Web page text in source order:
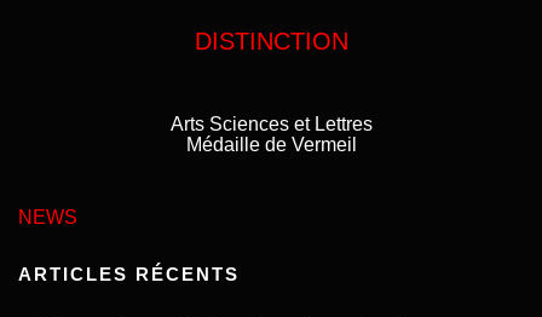
DISTINCTION
Arts Sciences et Lettres
Médaille de Vermeil
NEWS
ARTICLES RÉCENTS